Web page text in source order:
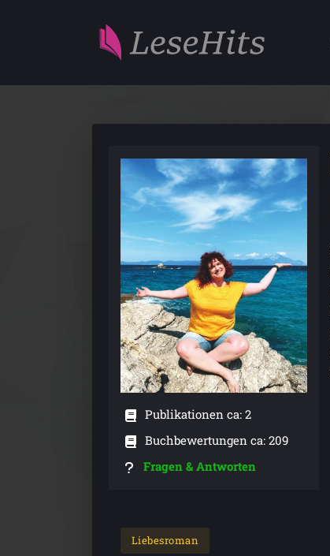
Publikationen ca: 2
Buchbewertungen ca: 209
Fragen & Antworten
Liebesroman